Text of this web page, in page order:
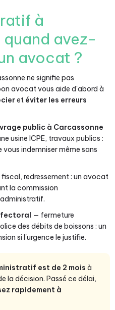
à
avez-
avocat ?
ne signifie pas
avocat vous aide d'abord à
et éviter les erreurs
public à Carcassonne
usine ICPE, travaux publics :
indemniser même sans
redressement : un avocat
la commission
— fermeture
des débits de boissons : un
si l'urgence le justifie.
est de 2 mois à
la décision. Passé ce délai,
rapidement à